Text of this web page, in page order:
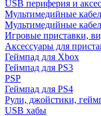
USB периферия и
Мультимедийные
Мультимедийные
Игровые приставки,
Аксессуары для
Геймпад для Xbox
Геймпад для PS3
PSP
Геймпад для PS4
Рули, джойстики,
USB хабы